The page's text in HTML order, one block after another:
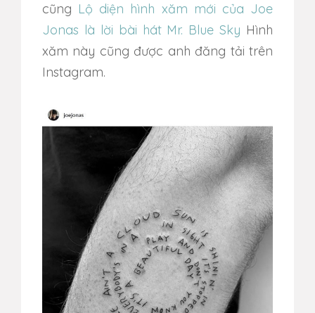
cũng Lộ diện hình xăm mới của Joe
Jonas là lời bài hát Mr. Blue Sky Hình
xăm này cũng được anh đăng tải trên
Instagram.